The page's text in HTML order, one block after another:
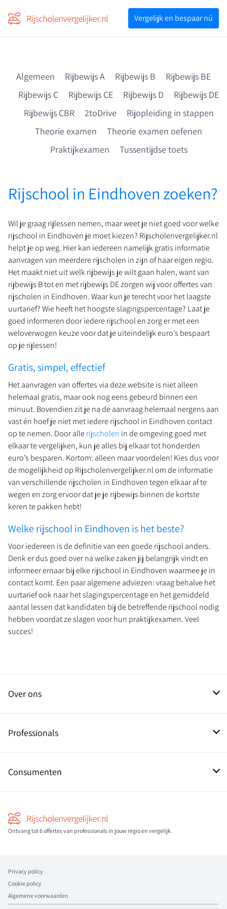
Vergelijk en bespaar nú
Algemeen Rijbewijs A Rijbewijs B
Rijbewijs BE
Rijbewijs C
Rijbewijs CE Rijbewijs D
Rijbewijs DE
Rijbewijs CBR
2toDrive
Rijopleiding in stappen
Theorie examen
Theorie examen oefenen
Praktijkexamen
Tussentijdse toets
Rijschool in Eindhoven zoeken?
Wil je graag rijlessen nemen, maar weet je niet goed voor welke
rijschool in Eindhoven je moet kiezen? Rijscholenvergelijker.nl
helpt je op weg. Hier kan iedereen namelijk gratis informatie
aanvragen van meerdere rijscholen in zijn of haar eigen regio.
Het maakt niet uit welk rijbewijs je wilt gaan halen, want van
rijbewijs B tot en met rijbewijs DE zorgen wij voor offertes van
rijscholen in Eindhoven. Waar kun je terecht voor het laagste
uurtarief? Wie heeft het hoogste slagingspercentage? Laat je
goed informeren door iedere rijschool en zorg er met een
weloverwogen keuze voor dat je uiteindelijk euro’s bespaart
op je rijlessen!
Gratis, simpel, effectief
Het aanvragen van offertes via deze website is niet alleen
helemaal gratis, maar ook nog eens gebeurd binnen een
minuut. Bovendien zit je na de aanvraag helemaal nergens aan
vast én hoef je niet met iedere rijschool in Eindhoven contact
op te nemen. Door allerijscholen in de omgeving goed met
elkaar te vergelijken, kun je alles bij elkaar tot honderden
euro’s besparen. Kortom: alleen maar voordelen! Kies dus voor
de mogelijkheid op Rijscholenvergelijker.nl om de informatie
van verschillende rijscholen in Eindhoven tegen elkaar af te
wegen en zorg ervoor dat je je rijbewijs binnen de kortste
keren te pakken hebt!
Welke rijschool in Eindhoven is het beste?
Voor iedereen is de definitie van een goede rijschool anders.
Denk er dus goed over na welke zaken jij belangrijk vindt en
informeer ernaar bij elke rijschool in Eindhoven waarmee je in
contact komt. Een paar algemene adviezen: vraag behalve het
uurtarief ook naar het slagingspercentage en het gemiddeld
aantal lessen dat kandidaten bij de betreffende rijschool nodig
hebben voordat ze slagen voor hun praktijkexamen. Veel
succes!
Over ons
Professionals
Consumenten
Ontvang tot 6 offertes van professionals in jouw regio en vergelijk.
Privacy policy
Cookie policy
Algemene voorwaarden